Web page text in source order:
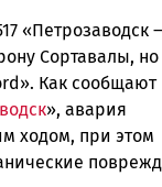
«Петрозаводск
Сортавалы, но
Как сообщают
», авария
ходом, при этом